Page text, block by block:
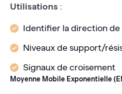
Utilisations :
Identifier la direction de
Niveaux de support/
Signaux de croisement
Moyenne Mobile Exponentielle